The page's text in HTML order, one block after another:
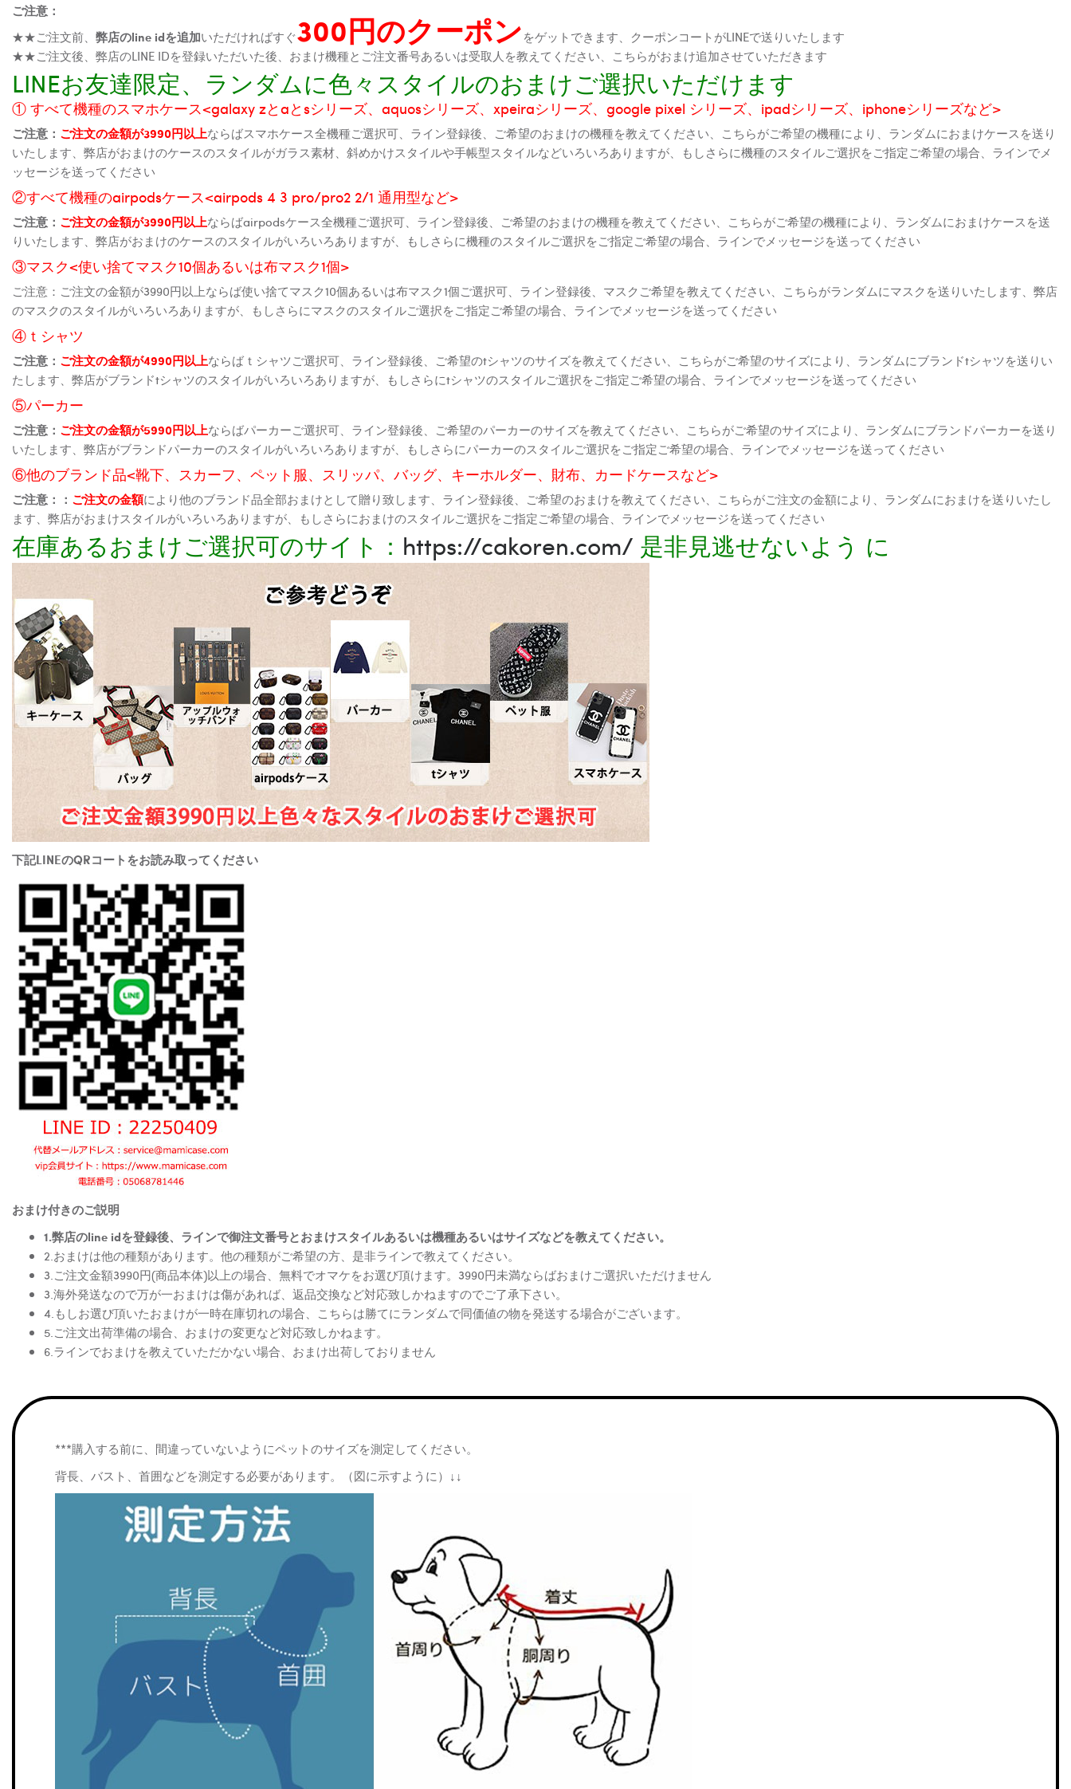
ご注意：
★★ご注文前、 弊店のline idを追加いただければすぐ300円のクーポンをゲットできます、クーポンコートがLINEで送りいたします
★★ご注文後、弊店のLINE IDを登録いただいた後、おまけ機種とご注文番号あるいは受取人を教えてください、こちらがおまけ追加させていただきます
LINEお友達限定、ランダムに色々スタイルのおまけご選択いただけます
① すべて機種のスマホケース<galaxy zとaとsシリーズ、aquosシリーズ、xpeiraシリーズ、google pixel シリーズ、ipadシリーズ、iphoneシリーズなど>
ご注意： ご注文の金額が3990円以上ならばスマホケース全機種ご選択可、ライン登録後、ご希望のおまけの機種を教えてください、こちらがご希望の機種により、ランダムにおまけケースを送り
いたします、弊店がおまけのケースのスタイルがガラス素材、斜めかけスタイルや手帳型スタイルなどいろいろありますが、もしさらに機種のスタイルご選択をご指定ご希望の場合、ラインでメ
ッセージを送ってください
②すべて機種のairpodsケース<airpods 4 3 pro/pro2 2/1 通用型など>
ご注意： ご注文の金額が3990円以上ならばairpodsケース全機種ご選択可、ライン登録後、ご希望のおまけの機種を教えてください、こちらがご希望の機種により、ランダムにおまけケースを送
りいたします、弊店がおまけのケースのスタイルがいろいろありますが、もしさらに機種のスタイルご選択をご指定ご希望の場合、ラインでメッセージを送ってください
③マスク<使い捨てマスク10個あるいは布マスク1個>
ご注意：ご注文の金額が3990円以上ならば使い捨てマスク10個あるいは布マスク1個ご選択可、ライン登録後、マスクご希望を教えてください、こちらがランダムにマスクを送りいたします、弊店
のマスクのスタイルがいろいろありますが、もしさらにマスクのスタイルご選択をご指定ご希望の場合、ラインでメッセージを送ってください
④ｔシャツ
ご注意： ご注文の金額が4990円以上ならばｔシャツご選択可、ライン登録後、ご希望のtシャツのサイズを教えてください、こちらがご希望のサイズにより、ランダムにブランドtシャツを送りい
たします、弊店がブランドtシャツのスタイルがいろいろありますが、もしさらにtシャツのスタイルご選択をご指定ご希望の場合、ラインでメッセージを送ってください
⑤パーカー
ご注意： ご注文の金額が5990円以上ならばパーカーご選択可、ライン登録後、ご希望のパーカーのサイズを教えてください、こちらがご希望のサイズにより、ランダムにブランドパーカーを送り
いたします、弊店がブランドパーカーのスタイルがいろいろありますが、もしさらにパーカーのスタイルご選択をご指定ご希望の場合、ラインでメッセージを送ってください
⑥他のブランド品<靴下、スカーフ、ペット服、スリッパ、バッグ、キーホルダー、財布、カードケースなど>
ご注意：： ご注文の金額により他のブランド品全部おまけとして贈り致します、ライン登録後、ご希望のおまけを教えてください、こちらがご注文の金額により、ランダムにおまけを送りいたし
ます、弊店がおまけスタイルがいろいろありますが、もしさらにおまけのスタイルご選択をご指定ご希望の場合、ラインでメッセージを送ってください
在庫あるおまけご選択可のサイト： https://cakoren.com/ 是非見逃せないよう に
下記LINEのQRコートをお読み取ってください
おまけ付きのご説明
1.弊店のline idを登録後、ラインで御注文番号とおまけスタイルあるいは機種あるいはサイズなどを教えてください。
2.おまけは他の種類があります。他の種類がご希望の方、是非ラインで教えてください。
3.ご注文金額3990円(商品本体)以上の場合、無料でオマケをお選び頂けます。3990円未満ならばおまけご選択いただけません
3.海外発送なので万が一おまけは傷があれば、返品交換など対応致しかねますのでご了承下さい。
4.もしお選び頂いたおまけが一時在庫切れの場合、こちらは勝てにランダムで同価値の物を発送する場合がございます。
5.ご注文出荷準備の場合、おまけの変更など対応致しかねます。
6.ラインでおまけを教えていただかない場合、おまけ出荷しておりません
***購入する前に、間違っていないようにペットのサイズを測定してください。
背長、バスト、首囲などを測定する必要があります。（図に示すように）↓↓